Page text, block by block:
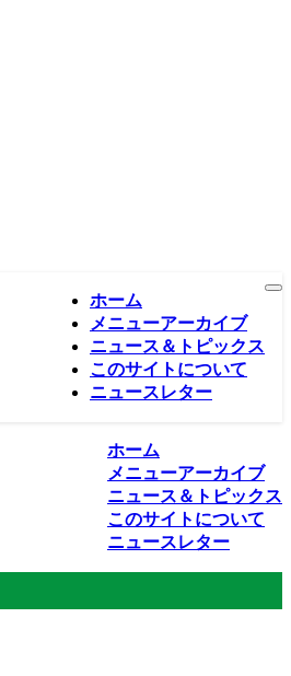
ホーム
メニューアーカイブ
ニュース＆トピックス
このサイトについて
ニュースレター
ホーム
メニューアーカイブ
ニュース＆トピックス
このサイトについて
ニュースレター